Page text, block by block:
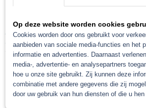
Home>Non paint>Non-paint Diversen>
50 ml met kwast
Gratis verzending vanaf
Gratis verzending als je bestelt voor €75,00 of meer in
gratis verzending vanaf €500 anders €15
Snelle levering
Op deze website worden cookies
Cookies worden door ons gebruikt voor
aanbieden van sociale media-functies en het
informatie en advertenties. Daarnaast
media-, advertentie- en analysepartners
hoe u onze site gebruikt. Zij kunnen deze
combinatie met andere gegevens die zij
door uw gebruik van hun diensten of die u hen